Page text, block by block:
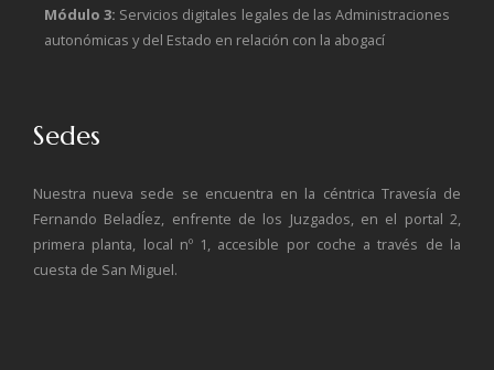
Módulo 3: Servicios digitales legales de las Administraciones
autonómicas y del Estado en relación con la abogací
Sedes
Nuestra nueva sede se encuentra en la céntrica Travesía de
Fernando BeladÍez, enfrente de los Juzgados, en el portal 2,
primera planta, local nº 1, accesible por coche a través de la
cuesta de San Miguel.